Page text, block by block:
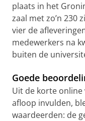
plaats in het
zaal met zo’n 230
vier de
medewerkers na
buiten de
Goede
Uit de korte online
afloop invulden,
waardeerden: de